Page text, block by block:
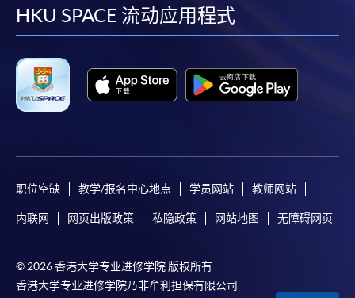
facebook
youtube
linkedin
HKU SPACE 流动应用程式
职位空缺 教学/报名中心地点 学员网站 教师网站
内联网 网页出版政策 私隐政策 网站地图 无障碍网页
© 2026 香港大学专业进修学院 版权所有
香港大学专业进修学院乃非牟利担保有限公司